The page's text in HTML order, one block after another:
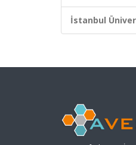
İstanbul